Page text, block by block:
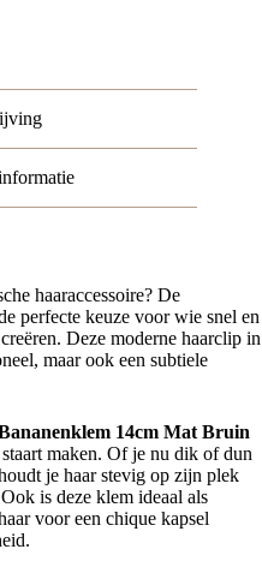
haaraccessoire? De
perfecte keuze voor wie snel en
Deze moderne haarclip in
maar ook een subtiele
14cm Mat Bruin
maken. Of je nu dik of dun
je haar stevig op zijn plek
is deze klem ideaal als
voor een chique kapsel